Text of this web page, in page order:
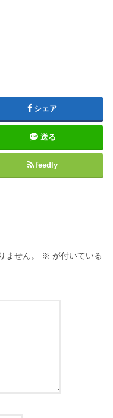
シェア
送る
feedly
ません。 ※ が付いている